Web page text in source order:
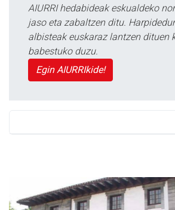
AIURRI hedabideak eskualdeko
jaso eta zabaltzen ditu.
albisteak euskaraz lantzen dituen
babestuko duzu.
Egin AIURRIkide!